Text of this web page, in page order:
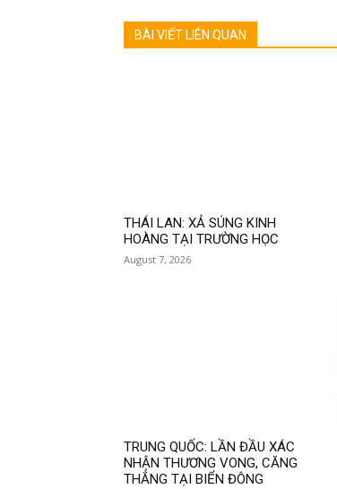
BÀI VIẾT LIÊN QUAN
THÁI LAN: XẢ SÚNG KINH
HOÀNG TẠI TRƯỜNG HỌC
August 7, 2026
TRUNG QUỐC: LẦN ĐẦU XÁC
NHẬN THƯƠNG VONG, CĂNG
THẲNG TẠI BIỂN ĐÔNG